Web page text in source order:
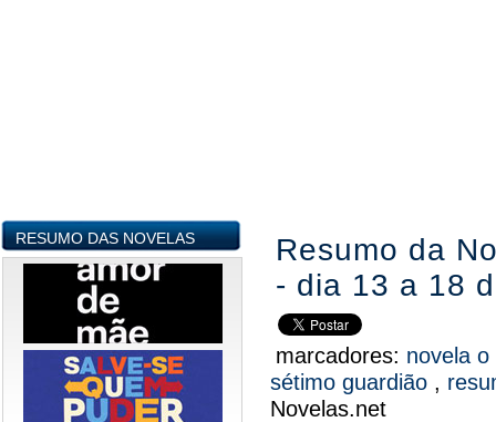
RESUMO DAS NOVELAS
Resumo da
- dia 13 a 18
marcadores: novela
sétimo guardião ,
Novelas.net